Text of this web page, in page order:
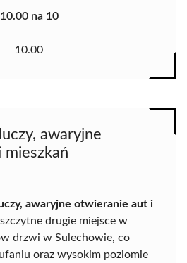
10.00 na 10
10.00
awaryjne
awaryjne otwieranie aut i
drugie miejsce w
drzwi w Sulechowie, co
oraz wysokim poziomie